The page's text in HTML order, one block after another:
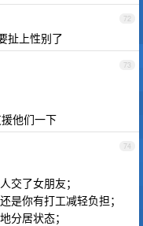
72
扯上性别了
73
他们一下
74
交了女朋友；
是你有打工减轻负担；
分居状态；